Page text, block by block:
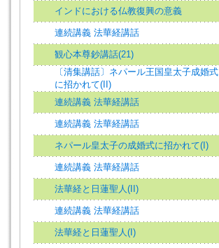
インドにおける仏教復興の意義
連続講義 法華経講話
観心本尊鈔講話(21)
〔清集講話〕ネパール王国皇太子成婚式
に招かれて(II)
連続講義 法華経講話
連続講義 法華経講話
ネパール皇太子の成婚式に招かれて(I)
連続講義 法華経講話
法華経と日蓮聖人(II)
連続講義 法華経講話
法華経と日蓮聖人(I)